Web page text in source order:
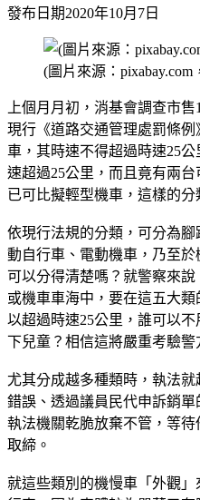
發布日期2020年10月7日
(圖片來源：
上個月月初，消基會調查市
現行《道路交通管理處罰條
車，其時速不得超過時速25
速超過25公里，而且竟有兩
已可比擬輕型機車，這樣的分
依現行法規的分類，可分為
動自行車、電動機車，乃至
可以分得清楚嗎？就警察來
或機車車海中，要在這五大
以超過時速25公里，誰可以
下兒童？相信這將嚴重考驗警
尤其分成越多種類時，執法
錯誤、透過議員民代申訴銷
執法機關乾脆放棄不管，等
取締。
就這些類別的機慢車「外觀